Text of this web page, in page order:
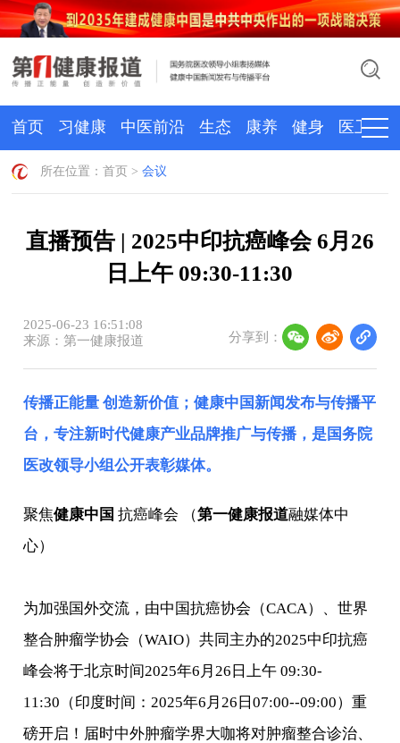
首页 习健康 中医前沿 生态 康养 健身 医卫
所在位置：首页 >会议
直播预告 | 2025中印抗癌峰会 6月26
日上午 09:30-11:30
2025-06-23 16:51:08
来源：第一健康报道
分享到：
传播正能量 创造新价值；健康中国新闻发布与传播平
台，专注新时代健康产业品牌推广与传播，是国务院
医改领导小组公开表彰媒体。
聚焦健康中国 抗癌峰会 （第一健康报道融媒体中
心）
为加强国外交流，由中国抗癌协会（CACA）、世界
整合肿瘤学协会（WAIO）共同主办的2025中印抗癌
峰会将于北京时间2025年6月26日上午 09:30-
11:30（印度时间：2025年6月26日07:00--09:00）重
磅开启！届时中外肿瘤学界大咖将对肿瘤整合诊治、